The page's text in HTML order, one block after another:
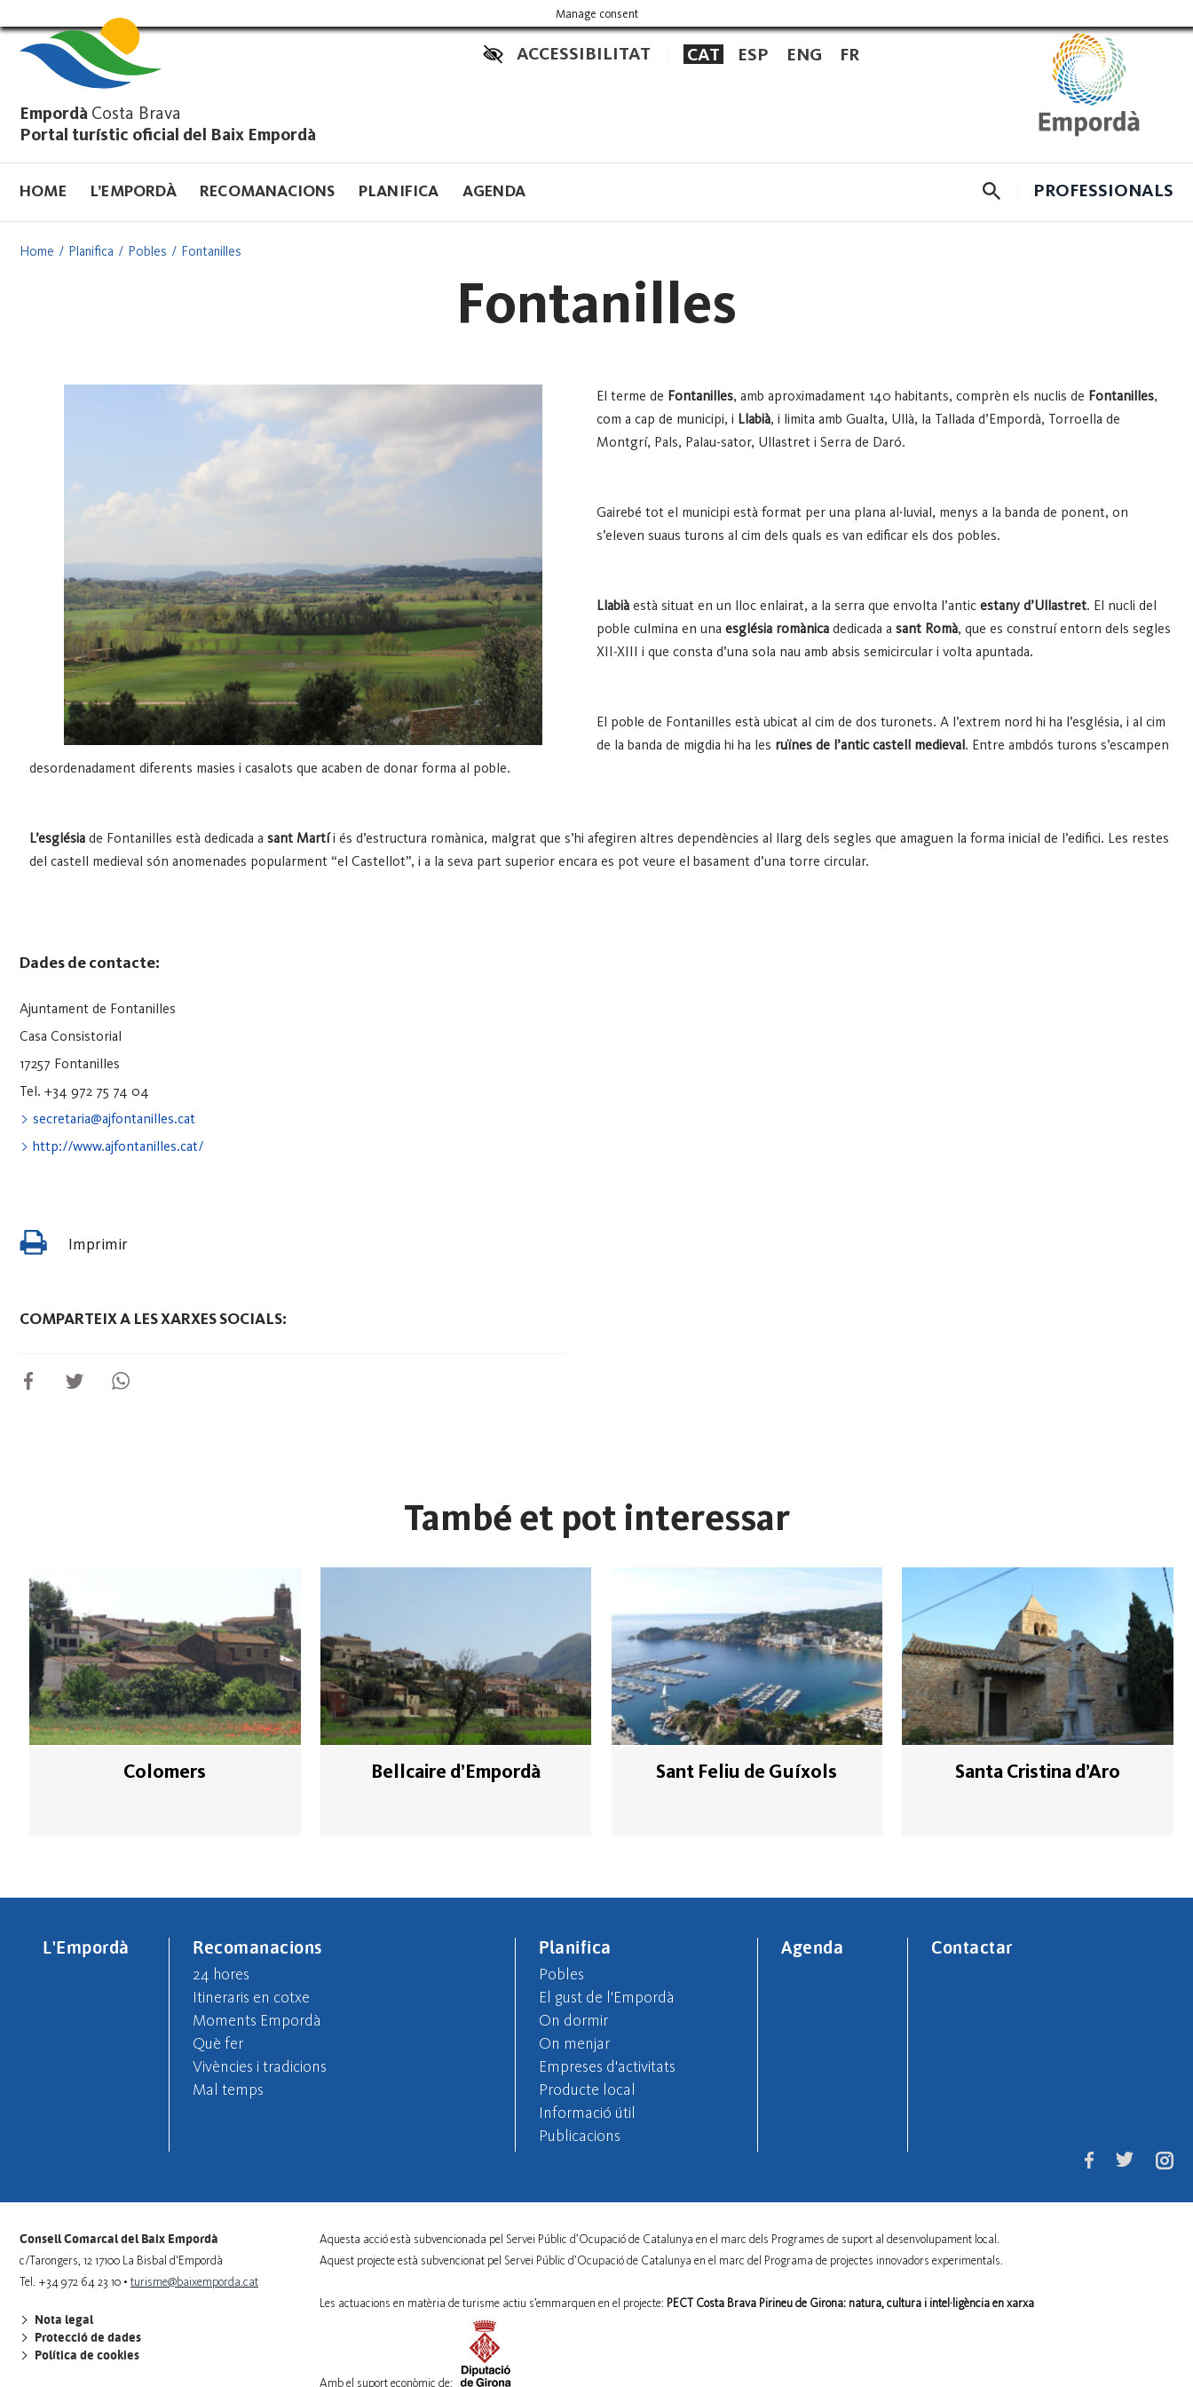
al
contingut
Empordà Costa Brava
Portal turístic oficial del Baix Empordà
ACCESSIBILITAT CAT ESP ENG FR
HOME L’EMPORDÀ RECOMANACIONS PLANIFICA AGENDA CERCADORPROFESSIONALS
Home Planifica Pobles Fontanilles
Fontanilles
El terme de Fontanilles, amb aproximadament 140 habitants, comprèn els nuclis de Fontanilles,
com a cap de municipi, i Llabià, i limita amb Gualta, Ullà, la Tallada d’Empordà, Torroella de
Montgrí, Pals, Palau-sator, Ullastret i Serra de Daró.
Gairebé tot el municipi està format per una plana al·luvial, menys a la banda de ponent, on
s’eleven suaus turons al cim dels quals es van edificar els dos pobles.
Llabià està situat en un lloc enlairat, a la serra que envolta l’antic estany d’Ullastret. El nucli del
poble culmina en una església romànica dedicada a sant Romà, que es construí entorn dels segles
XII-XIII i que consta d’una sola nau amb absis semicircular i volta apuntada.
El poble de Fontanilles està ubicat al cim de dos turonets. A l’extrem nord hi ha l’església, i al cim
de la banda de migdia hi ha les ruïnes de l’antic castell medieval. Entre ambdós turons s’escampen
desordenadament diferents masies i casalots que acaben de donar forma al poble.
L’església de Fontanilles està dedicada a sant Martíi és d’estructura romànica, malgrat que s’hi afegiren altres dependències al llarg dels segles que amaguen la forma inicial de l’edifici. Les restes
del castell medieval són anomenades popularment “el Castellot”, i a la seva part superior encara es pot veure el basament d’una torre circular.
Dades de contacte:
Ajuntament de Fontanilles
Casa Consistorial
17257 Fontanilles
Tel. +34 972 75 74 04
secretaria@ajfontanilles.cat
http://www.ajfontanilles.cat/
Imprimir
COMPARTEIX A LES XARXES SOCIALS:
També et pot interessar
Colomers Bellcaire d’Empordà Sant Feliu de Guíxols Santa Cristina d’Aro
L'Empordà Recomanacions
24 hores
Itineraris en cotxe
Moments Empordà
Què fer
Vivències i tradicions
Mal temps
Planifica
Pobles
El gust de l'Empordà
On dormir
On menjar
Empreses d'activitats
Producte local
Informació útil
Publicacions
Agenda Contactar
Consell Comarcal del Baix Empordà
c/Tarongers, 12 17100 La Bisbal d'Empordà
Tel. +34 972 64 23 10 • turisme@baixemporda.cat
Nota legal
Protecció de dades
Política de cookies
Aquesta acció està subvencionada pel Servei Públic d’Ocupació de Catalunya en el marc dels Programes de suport al desenvolupament local.
Aquest projecte està subvencionat pel Servei Públic d’Ocupació de Catalunya en el marc del Programa de projectes innovadors experimentals.
Les actuacions en matèria de turisme actiu s’emmarquen en el projecte: PECT Costa Brava Pirineu de Girona: natura, cultura i intel·ligència en xarxa
Amb el suport econòmic de:
Manage consent